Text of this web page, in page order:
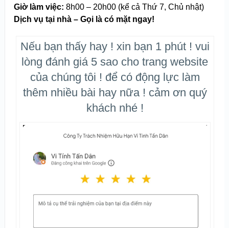
Giờ làm việc: 8h00 – 20h00 (kể cả Thứ 7, Chủ nhật)
Dịch vụ tại nhà – Gọi là có mặt ngay!
Nếu bạn thấy hay ! xin bạn 1 phút ! vui
lòng đánh giá 5 sao cho trang website
của chúng tôi ! để có động lực làm
thêm nhiều bài hay nữa ! cảm ơn quý
khách nhé !